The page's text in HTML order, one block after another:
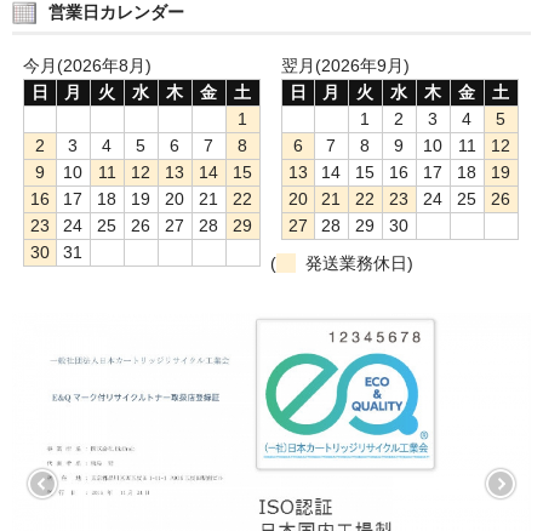
営業日カレンダー
今月(2026年8月)
日
月 火 水 木 金
土
1
2
3 4 5 6 7
8
9
10 11 12 13 14
15
16
17 18 19 20 21
22
23
24 25 26 27 28
29
30
31
翌月(2026年9月)
日
月 火 水 木 金
土
1
2 3 4
5
6
7 8 9 10 11
12
13
14 15 16 17 18
19
20
21 22 23 24 25
26
27
28 29
30
(
発送業務休日)